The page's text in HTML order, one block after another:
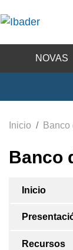
NOVAS
Inicio Banco
Banco
Inicio
Recursos